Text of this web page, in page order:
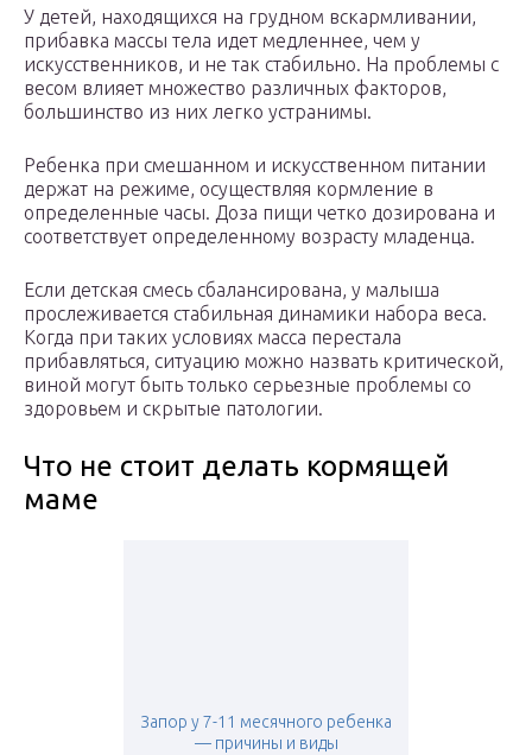
У детей, находящихся на грудном вскармливании,
прибавка массы тела идет медленнее, чем у
искусственников, и не так стабильно. На проблемы с
весом влияет множество различных факторов,
большинство из них легко устранимы.
Ребенка при смешанном и искусственном питании
держат на режиме, осуществляя кормление в
определенные часы. Доза пищи четко дозирована и
соответствует определенному возрасту младенца.
Если детская смесь сбалансирована, у малыша
прослеживается стабильная динамики набора веса.
Когда при таких условиях масса перестала
прибавляться, ситуацию можно назвать критической,
виной могут быть только серьезные проблемы со
здоровьем и скрытые патологии.
Что не стоит делать кормящей
маме
Запор у 7-11 месячного ребенка
— причины и виды